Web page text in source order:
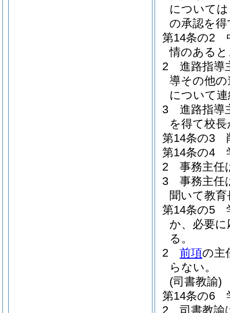
について
の承認を
第14条の2
情のある
2
進路指導
導その他
について
3
進路指導
を得て校
第14条の3
第14条の4
2
事務主任
3
事務主任
聞いて教
第14条の5
か、必要
る。
2
前項の主
らない。
(司書教諭)
第14条の6
2
司書教諭